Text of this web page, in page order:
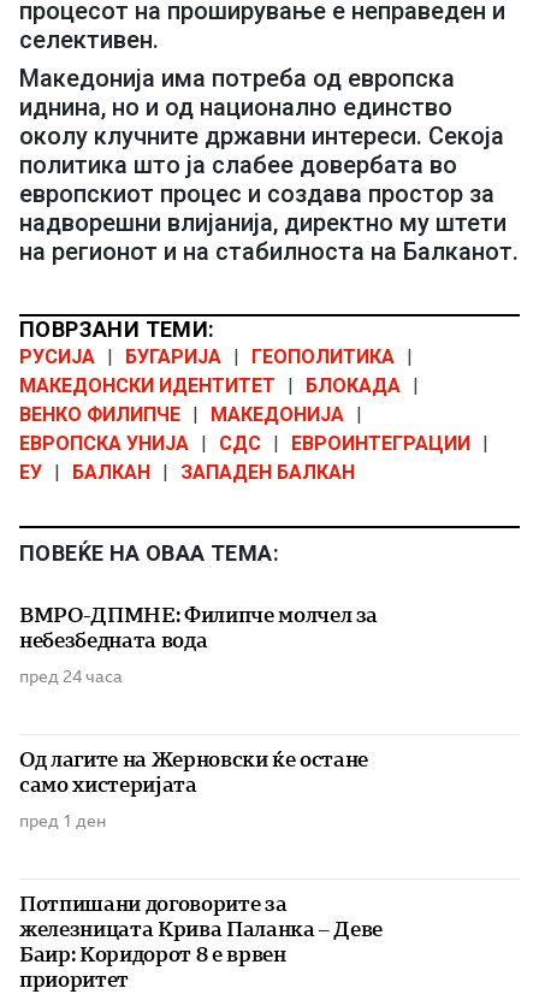
процесот на проширување е неправеден и
селективен.
Македонија има потреба од европска
иднина, но и од национално единство
околу клучните државни интереси. Секоја
политика што ја слабее довербата во
европскиот процес и создава простор за
надворешни влијанија, директно му штети
на регионот и на стабилноста на Балканот.
ПОВРЗАНИ ТЕМИ:
РУСИЈА БУГАРИЈА ГЕОПОЛИТИКА
МАКЕДОНСКИ ИДЕНТИТЕТ
БЛОКАДА
ВЕНКО ФИЛИПЧЕ
МАКЕДОНИЈА
ЕВРОПСКА УНИЈА
СДС ЕВРОИНТЕГРАЦИИ
ЕУ
БАЛКАН ЗАПАДЕН БАЛКАН
ПОВЕЌЕ НА ОВАА ТЕМА:
ВМРО-ДПМНЕ: Филипче молчел за
небезбедната вода
пред 24 часа
Од лагите на Жерновски ќе остане
само хистеријата
пред 1 ден
Потпишани договорите за
железницата Крива Паланка – Деве
Баир: Коридорот 8 е врвен
приоритет